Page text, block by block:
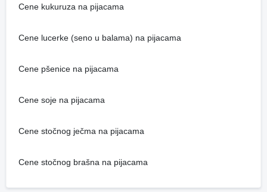
Cene kukuruza na pijacama
Cene lucerke (seno u balama) na pijacama
Cene pšenice na pijacama
Cene soje na pijacama
Cene stočnog ječma na pijacama
Cene stočnog brašna na pijacama